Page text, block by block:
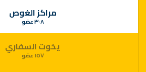
مراكز الغوص
٣٠٨ عضو
يخوت السفاري
١٥٧ عضو